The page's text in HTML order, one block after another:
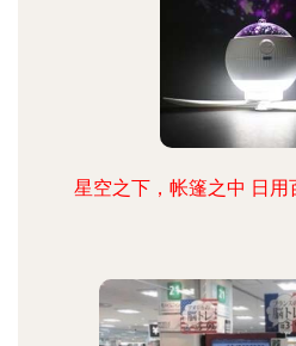
星空之下，帐篷之中 日